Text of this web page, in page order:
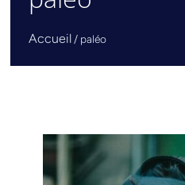
Accueil / paléo